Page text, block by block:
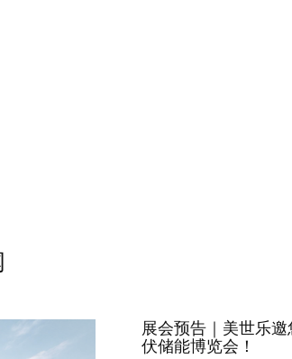
展会预告｜美世乐
伏储能博览会！